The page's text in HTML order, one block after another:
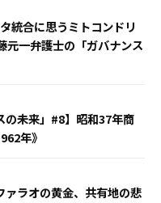
統合に思うミトコンドリ
元一弁護士の「ガバナンス
の未来」#8】昭和37年商
年》
ラオの黄金、共有地の悲